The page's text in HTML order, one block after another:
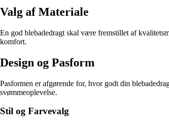
Valg af Materiale
En god blebadedragt skal være fremstillet af
komfort.
Design og Pasform
Pasformen er afgørende for, hvor godt din
svømmeoplevelse.
Stil og Farvevalg